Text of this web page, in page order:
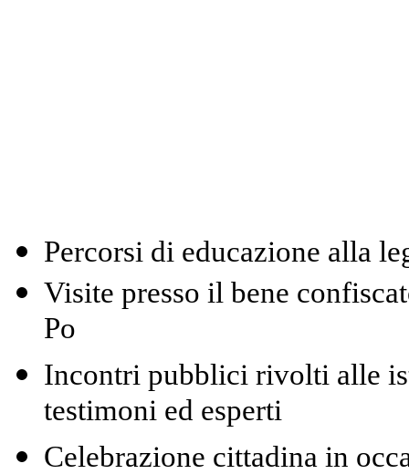
Percorsi di educazione alla
Visite presso il bene
Po
Incontri pubblici rivolti alle
testimoni ed esperti
Celebrazione cittadina in